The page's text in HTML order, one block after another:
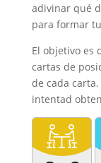
adivinar qué
para formar
El objetivo es
cartas de
de cada
intentad